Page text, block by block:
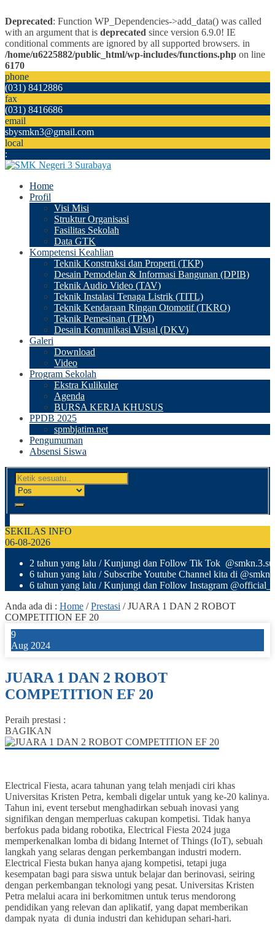
Deprecated: Function WP_Dependencies->add_data() was called
with an argument that is deprecated since version 6.9.0! IE
conditional comments are ignored by all supported browsers. in
/home/u6225882/public_html/wp-includes/functions.php on line
6170
phone
(031) 8412886
fax
(031) 8416686
email
sbysmkn3@gmail.com
local
:
Home
Profil
Visi Misi
Struktur Organisasi
Fasilitas Sekolah
Data GTK
Kompetensi Keahlian
Teknik Konstruksi dan Properti (TKP)
Desain Pemodelan & Informasi Bangunan (DPIB)
Teknik Audio Video (TAV)
Teknik Instalasi Tenaga Listrik (TITL)
Teknik Kendaraan Ringan Otomotif (TKRO)
Teknik Pemesinan (TPM)
Desain Komunikasi Visual (DKV)
Galeri
Download
Video
Program Sekolah
Ekstra Kulikuler
Agenda
BURSA KERJA KHUSUS
PPDB 2025
spmbjatim.net
Pengumuman
Absensi Siswa
SEKILAS INFO
06-08-2026
2 tahun yang lalu / Kunjungi dan Follow Tik Tok
6 tahun yang lalu / Subscribe Youtube Channel kita di
6 tahun yang lalu / Kunjungi dan Follow Instagram
Anda ada di : Home /Prestasi /JUARA 1 DAN 2 ROBOT
COMPETITION EF 20
9
Aug 2024
JUARA 1 DAN 2 ROBOT
COMPETITION EF 20
Peraih prestasi :
BAGIKAN
Electrical Fiesta, acara tahunan yang telah menjadi ciri khas
Universitas Kristen Petra, kembali digelar untuk yang ke-20 kalinya.
Tahun ini, event tersebut menghadirkan sebuah inovasi yang
signifikan dengan memperluas cakupan kompetisi. Tidak hanya
berfokus pada bidang robotika, Electrical Fiesta 2024 juga
memperkenalkan lomba di bidang Internet of Things (IoT), sebuah
langkah yang selaras dengan perkembangan industri modern.
Electrical Fiesta bukan hanya ajang kompetisi, tetapi juga
kesempatan bagi para siswa untuk belajar dan berinovasi, seiring
dengan perkembangan teknologi yang pesat. Universitas Kristen
Petra melalui acara ini berkomitmen untuk terus mendorong
pendidikan yang relevan dan aplikatif, yang dapat memberikan
dampak nyata di dunia industri dan kehidupan sehari-hari.